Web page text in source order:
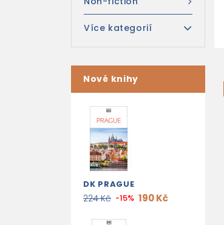
Více kategorií
Nové knihy
DK PRAGUE
224 Kč -15% 190 Kč